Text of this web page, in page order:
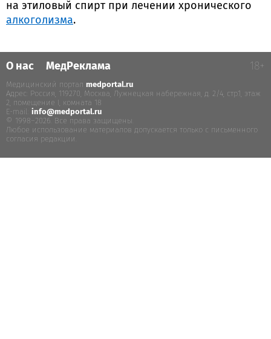
на этиловый спирт при лечении хронического
алкоголизма.
О нас МедРеклама 18+
Медицинский портал medportal.ru
Адрес: Россия, 119270, Москва, Лужнецкая набережная, д. 2/4, стр.1, этаж
2, помещение I, комната 18
E-mail: info@medportal.ru
© 1998–2026. Все права защищены.
Любое использование материалов допускается только с письменного
согласия редакции.